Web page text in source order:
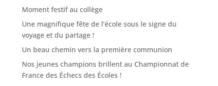
Moment festif au collège
Une magnifique fête de l’école sous le signe du
voyage et du partage !
Un beau chemin vers la première communion
Nos jeunes champions brillent au Championnat de
France des Échecs des Écoles !